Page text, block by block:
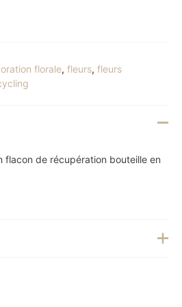
florale,fleurs,fleurs
flacon de récupération bouteille en